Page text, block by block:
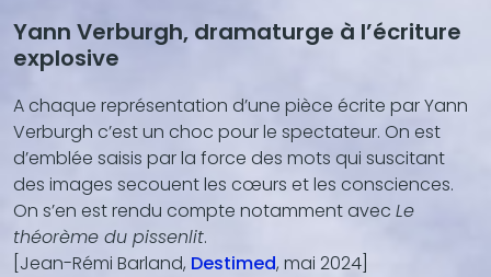
Yann Verburgh, dramaturge à l’écriture
explosive
A chaque représentation d’une pièce écrite par Yann
Verburgh c’est un choc pour le spectateur. On est
d’emblée saisis par la force des mots qui suscitant
des images secouent les cœurs et les consciences.
On s’en est rendu compte notamment avec Le
théorème du pissenlit.
[Jean-Rémi Barland, Destimed, mai 2024]